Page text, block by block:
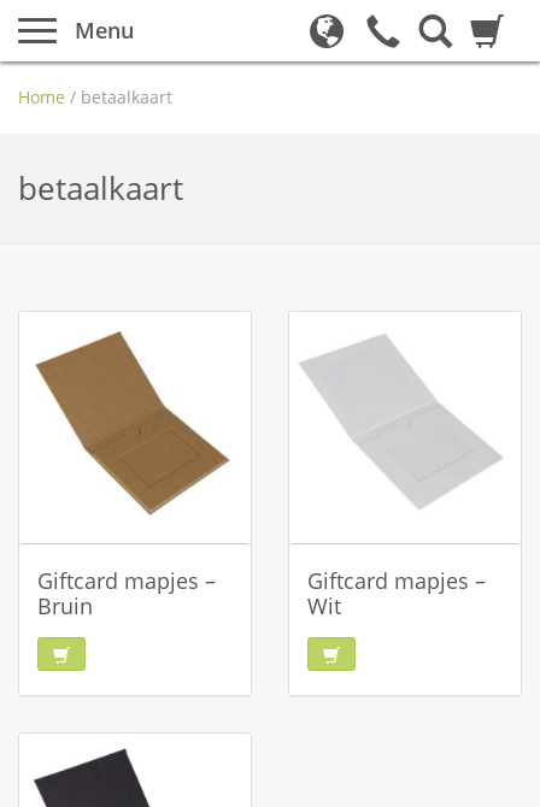
Menu
Home / betaalkaart
betaalkaart
Giftcard mapjes –
Bruin
Giftcard mapjes –
Wit